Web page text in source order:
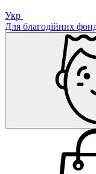
Укр
Для благодійних